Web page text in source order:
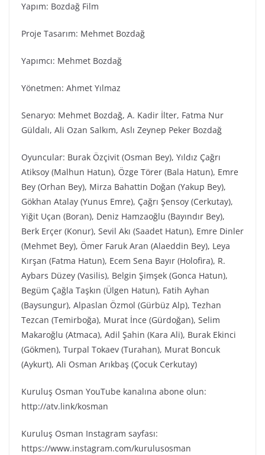
Yapım: Bozdağ Fi̇lm
Proje Tasarım: Mehmet Bozdağ
Yapımcı: Mehmet Bozdağ
Yönetmen: Ahmet Yılmaz
Senaryo: Mehmet Bozdağ, A. Kadir İlter, Fatma Nur
Güldalı, Ali Ozan Salkım, Aslı Zeynep Peker Bozdağ
Oyuncular: Burak Özçivit (Osman Bey), Yıldız Çağrı
Atiksoy (Malhun Hatun), Özge Törer (Bala Hatun), Emre
Bey (Orhan Bey), Mirza Bahattin Doğan (Yakup Bey),
Gökhan Atalay (Yunus Emre), Çağrı Şensoy (Cerkutay),
Yiğit Uçan (Boran), Deniz Hamzaoğlu (Bayındır Bey),
Berk Erçer (Konur), Sevil Akı (Saadet Hatun), Emre Dinler
(Mehmet Bey), Ömer Faruk Aran (Alaeddin Bey), Leya
Kırşan (Fatma Hatun), Ecem Sena Bayır (Holofira), R.
Aybars Düzey (Vasilis), Belgin Şimşek (Gonca Hatun),
Begüm Çağla Taşkın (Ülgen Hatun), Fatih Ayhan
(Baysungur), Alpaslan Özmol (Gürbüz Alp), Tezhan
Tezcan (Temirboğa), Murat İnce (Gürdoğan), Selim
Makaroğlu (Atmaca), Adil Şahin (Kara Ali), Burak Ekinci
(Gökmen), Turpal Tokaev (Turahan), Murat Boncuk
(Aykurt), Ali Osman Arıkbaş (Çocuk Cerkutay)
Kuruluş Osman YouTube kanalına abone olun:
http://atv.link/kosman
Kuruluş Osman Instagram sayfası:
https://www.instagram.com/kurulusosman